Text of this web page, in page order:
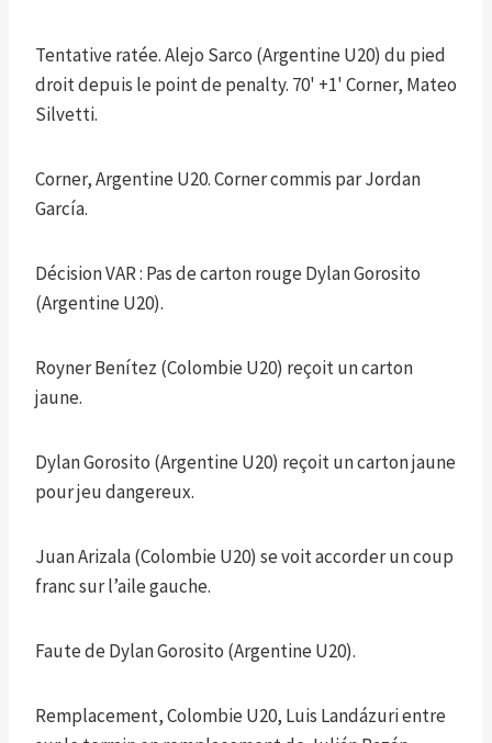
Tentative ratée. Alejo Sarco (Argentine U20) du pied
droit depuis le point de penalty. 70' +1' Corner, Mateo
Silvetti.
Corner, Argentine U20. Corner commis par Jordan
García.
Décision VAR : Pas de carton rouge Dylan Gorosito
(Argentine U20).
Royner Benítez (Colombie U20) reçoit un carton
jaune.
Dylan Gorosito (Argentine U20) reçoit un carton jaune
pour jeu dangereux.
Juan Arizala (Colombie U20) se voit accorder un coup
franc sur l’aile gauche.
Faute de Dylan Gorosito (Argentine U20).
Remplacement, Colombie U20, Luis Landázuri entre